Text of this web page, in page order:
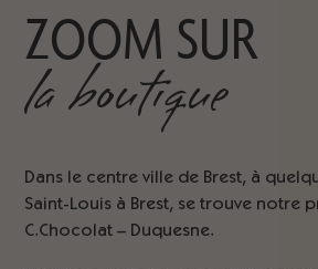
ZOOM SUR
la boutique
Dans le centre ville de Brest, à
Saint-Louis à Brest, se trouve notre
C.Chocolat – Duquesne.